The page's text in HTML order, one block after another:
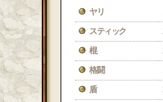
ヤリ
スティック
棍
格闘
盾